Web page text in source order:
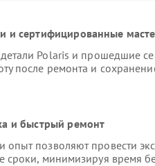
и сертифицированные
Polaris и прошедшие
после ремонта и
и быстрый ремонт
позволяют провести
сроки, минимизируя время